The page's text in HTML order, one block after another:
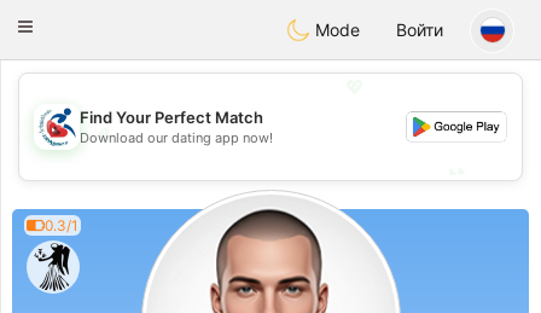
Handi Space
Toggle
Mode Войти
💕
Find Your Perfect Match
Download our dating app now!
0.3/1